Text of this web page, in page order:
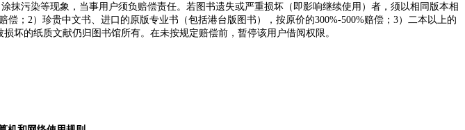
污染等现象，当事用户须负赔偿责任。若图书遗失或严重损坏（即影响继续使用）者，须以相同版本相
；2）珍贵中文书、进口的原版专业书（包括港台版图书），按原价的300%-500%赔偿；3）二本以上的
坏的纸质文献仍归图书馆所有。在未按规定赔偿前，暂停该用户借阅权限。